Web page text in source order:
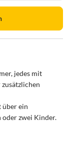
jedes mit
zusätzlichen
über ein
oder zwei Kinder.